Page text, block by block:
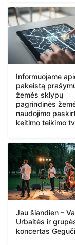
Informuojame
pakeistą
žemės sklypų
pagrindinės
naudojimo
keitimo teikimo
Jau šiandien –
Urbaitės ir
koncertas